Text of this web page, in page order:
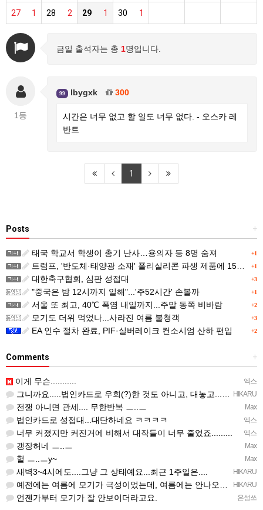
1
27 2
28 1
29 1
30
금일 출석자는 총 1명입니다.
1등
99 lbygxk 300
시간은 너무 없고 할 일도 너무 없다. - 오스카 레
반트
1
+
Posts
+1
태국 학교서 학생이 총기 난사…용의자 등 8명 숨져
+1
트럼프, '반도체·태양광 소재' 폴리실리콘 파생 제품에 15% 관세...한국 기업도 영향
+3
대한축구협회, 심판 성접대
+1
"중국은 밤 12시까지 일해"...'주52시간' 손볼까
+2
서울 또 최고, 40℃ 폭염 내일까지...주말 동쪽 비바람
+3
모기도 더위 먹었나...사라진 여름 불청객
+2
EA 인수 절차 완료, PIF·실버레이크 컨소시엄 산하 편입
+
Comments
엑스
이게 무슨...........
HIKARU
그니까요.....법인카드로 우회(?)한 것도 아니고, 대놓고...ㅋ ㅋ)
Max
전쟁 아니면 관세.... 무한반복 ㅡ..ㅡ
엑스
법인카드로 성접대...대단하네요 ㅋㅋㅋㅋ
엑스
너무 커졌지만 커진거에 비해서 대작들이 너무 줄었죠.........
Max
갱장허네 ㅡ..ㅡ
Max
헐 ㅡ..ㅡy~
HIKARU
새벽3~4시에도....그냥 그 상태예요...최근 1주일은....
HIKARU
예전에는 여름에 모기가 극성이었는데, 여름에는 안나오는 것 같은.....ㅎ ㅎ)
은성쓰
언젠가부터 모기가 잘 안보이더라고요.